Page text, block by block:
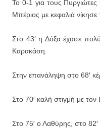
Το 0-1 για τους
Μπέριος με κεφαλιά νίκησε
Στο 43′ η Δόξα έχασε
Καρακάση.
Στην επανάληψη στο 68′
Στο 70′ καλή στιγμή με
Στο 75′ ο Λαθύρης, στο